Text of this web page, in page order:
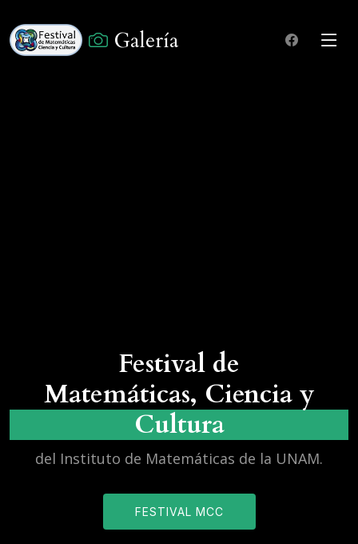
Galería
Festival de
Matemáticas, Ciencia y
Cultura
del Instituto de Matemáticas de la UNAM.
FESTIVAL MCC